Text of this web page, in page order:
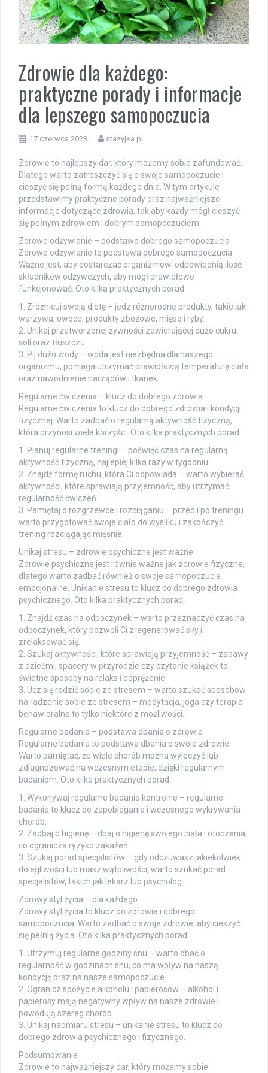
Zdrowie dla każdego:
praktyczne porady i informacje
dla lepszego samopoczucia
17 czerwca 2023 stazyjka.pl
Zdrowie to najlepszy dar, który możemy sobie zafundować.
Dlatego warto zatroszczyć się o swoje samopoczucie i
cieszyć się pełną formą każdego dnia. W tym artykule
przedstawimy praktyczne porady oraz najważniejsze
informacje dotyczące zdrowia, tak aby każdy mógł cieszyć
się pełnym zdrowiem i dobrym samopoczuciem.
Zdrowe odżywianie – podstawa dobrego samopoczucia
Zdrowe odżywianie to podstawa dobrego samopoczucia.
Ważne jest, aby dostarczać organizmowi odpowiednią ilość
składników odżywczych, aby mógł prawidłowo
funkcjonować. Oto kilka praktycznych porad:
1. Zróżnicuj swoją dietę – jedz różnorodne produkty, takie jak
warzywa, owoce, produkty zbożowe, mięso i ryby.
2. Unikaj przetworzonej żywności zawierającej dużo cukru,
soli oraz tłuszczu.
3. Pij dużo wody – woda jest niezbędna dla naszego
organizmu, pomaga utrzymać prawidłową temperaturę ciała
oraz nawodnienie narządów i tkanek.
Regularne ćwiczenia – klucz do dobrego zdrowia
Regularne ćwiczenia to klucz do dobrego zdrowia i kondycji
fizycznej. Warto zadbać o regularną aktywność fizyczną,
która przynosi wiele korzyści. Oto kilka praktycznych porad:
1. Planuj regularne treningi – poświęć czas na regularną
aktywność fizyczną, najlepiej kilka razy w tygodniu.
2. Znajdź formę ruchu, która Ci odpowiada – warto wybierać
aktywności, które sprawiają przyjemność, aby utrzymać
regularność ćwiczeń.
3. Pamiętaj o rozgrzewce i rozciąganiu – przed i po treningu
warto przygotować swoje ciało do wysiłku i zakończyć
trening rozciągając mięśnie.
Unikaj stresu – zdrowie psychiczne jest ważne
Zdrowie psychiczne jest równie ważne jak zdrowie fizyczne,
dlatego warto zadbać również o swoje samopoczucie
emocjonalne. Unikanie stresu to klucz do dobrego zdrowia
psychicznego. Oto kilka praktycznych porad:
1. Znajdź czas na odpoczynek – warto przeznaczyć czas na
odpoczynek, który pozwoli Ci zregenerować siły i
zrelaksować się.
2. Szukaj aktywności, które sprawiają przyjemność – zabawy
z dziećmi, spacery w przyrodzie czy czytanie książek to
świetne sposoby na relaks i odprężenie.
3. Ucz się radzić sobie ze stresem – warto szukać sposobów
na radzenie sobie ze stresem – medytacja, joga czy terapia
behawioralna to tylko niektóre z możliwości.
Regularne badania – podstawa dbania o zdrowie
Regularne badania to podstawa dbania o swoje zdrowie.
Warto pamiętać, że wiele chorób można wyleczyć lub
zdiagnozować na wczesnym etapie, dzięki regularnym
badaniom. Oto kilka praktycznych porad:
1. Wykonywaj regularne badania kontrolne – regularne
badania to klucz do zapobiegania i wczesnego wykrywania
chorób.
2. Zadbaj o higienę – dbaj o higienę swojego ciała i otoczenia,
co ogranicza ryzyko zakażeń.
3. Szukaj porad specjalistów – gdy odczuwasz jakiekolwiek
dolegliwości lub masz wątpliwości, warto szukać porad
specjalistów, takich jak lekarz lub psycholog.
Zdrowy styl życia – dla każdego
Zdrowy styl życia to klucz do zdrowia i dobrego
samopoczucia. Warto zadbać o swoje zdrowie, aby cieszyć
się pełnią życia. Oto kilka praktycznych porad:
1. Utrzymuj regularne godziny snu – warto dbać o
regularność w godzinach snu, co ma wpływ na naszą
kondycję oraz na nasze samopoczucie.
2. Ogranicz spożycie alkoholu i papierosów – alkohol i
papierosy mają negatywny wpływ na nasze zdrowie i
powodują szereg chorób.
3. Unikaj nadmiaru stresu – unikanie stresu to klucz do
dobrego zdrowia psychicznego i fizycznego.
Podsumowanie
Zdrowie to najważniejszy dar, który możemy sobie